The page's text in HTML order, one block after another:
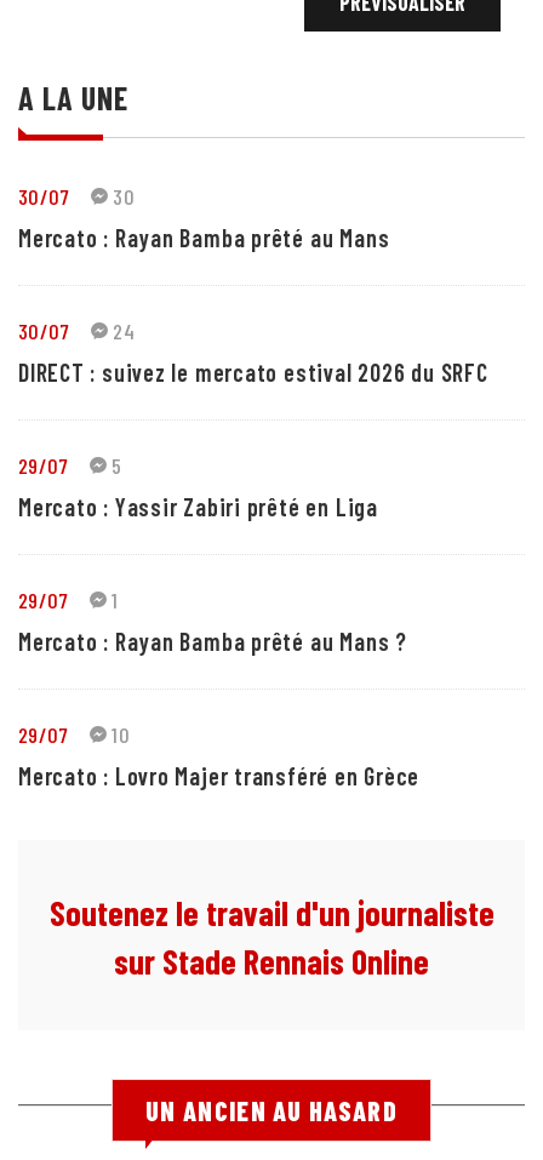
A LA UNE
30/07 30
Mercato : Rayan Bamba prêté au Mans
30/07 24
DIRECT : suivez le mercato estival 2026 du SRFC
29/07 5
Mercato : Yassir Zabiri prêté en Liga
29/07 1
Mercato : Rayan Bamba prêté au Mans ?
29/07 10
Mercato : Lovro Majer transféré en Grèce
Soutenez le travail d'un journaliste
sur Stade Rennais Online
UN ANCIEN AU HASARD